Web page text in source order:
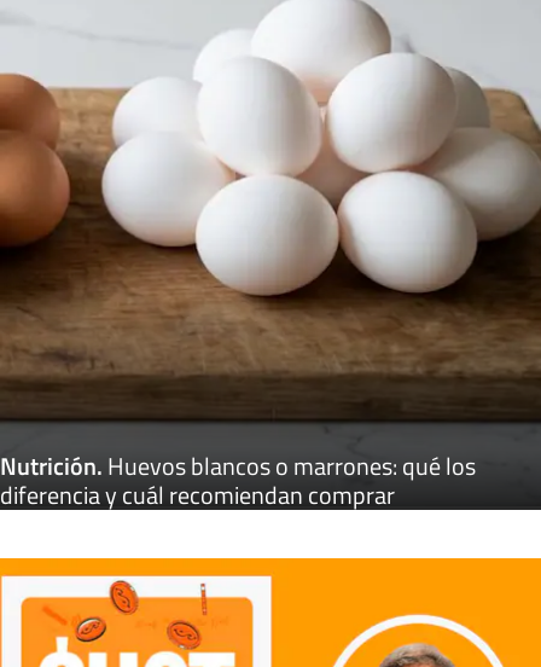
Nutrición.Huevos blancos o marrones: qué los
diferencia y cuál recomiendan comprar